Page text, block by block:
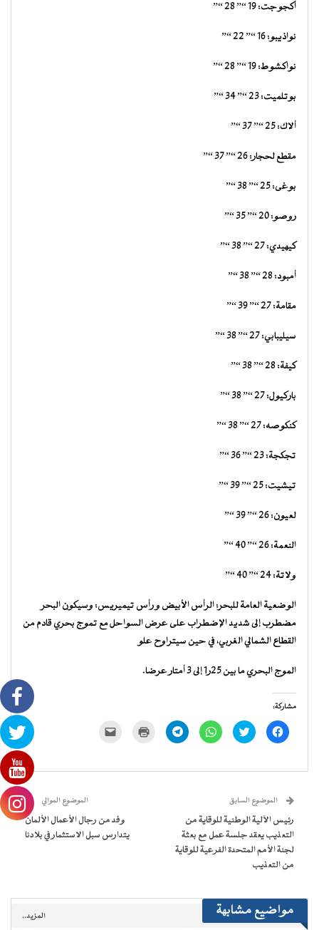
أكجوجت: 19 “” 28 “”
نواذيبو: 16 “” 22 “”
نواكشوط: 19 “” 28 “”
بوتلميت: 23 “” 34 “”
ألاك: 25 “” 37 “”
مقطع لحجار: 26 “” 37 “”
بوغى: 25 “” 38 “”
روصو: 20 “” 35 “”
كيهيدي: 27 “” 38 “”
أمبود: 28 “” 38 “”
مقامة: 27 “” 39 “”
سيليبابي: 27 “” 38 “”
كيفة: 28 “” 38 “”
باركيول: 27 “” 38 “”
كنكوصه: 27 “” 38 “”
تجكجة: 23 “” 36 “”
تيشيت: 25 “” 39 “”
لعيون: 26 “” 39 “”
النعمة: 26 “” 40 “”
ولاتة: 24 “” 40 “”
الوضعية العامة للبحر: الرأس الأبيض و رأس تيميريس: وسيكون البحر
مضطرب إلى شديد الإضطراب على عرض السواحل مع تموج بحري قادم من
القطاع الشمالي الغربي، في حين سيتراوح علو
الموج البحري ما بين 25ر1 إلى 3 أمتار عرضا.
مشاركة:
انقر
للمشاركة
في
اضغط
للمشاركة
في
انقر
للمشاركة
في
انقر
للمشاركة
في
للطباعة
جديدة) الإلكتروني
جديدة)
الموضوع السابق
رئيس الآلية الوطنية للوقاية من
التعذيب يعقد جلسة عمل مع بعثة
لجنة الأمم المتحدة الفرعية للوقاية
من التعذيب
الموضوع الموالي
وفد من رجال الأعمال الألمان
يتدارس سبل الاستثمار في بلادنا
مواضيع مشابهة المزيد..